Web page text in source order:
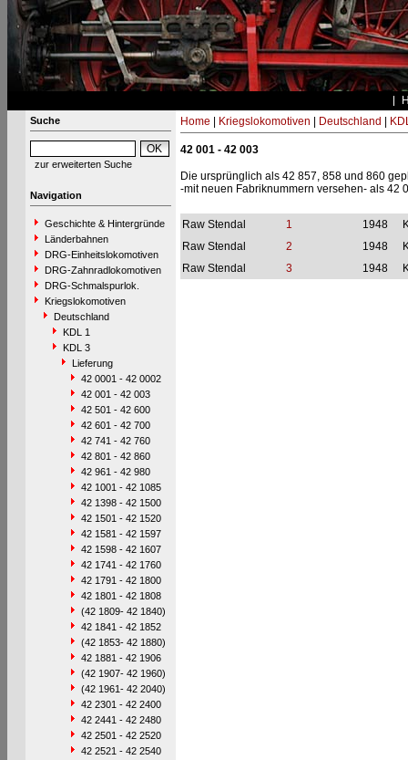
Suche
zur erweiterten Suche
Navigation
Geschichte & Hintergründe
Länderbahnen
DRG-Einheitslokomotiven
DRG-Zahnradlokomotiven
DRG-Schmalspurlok.
Kriegslokomotiven
Deutschland
KDL 1
KDL 3
Lieferung
42 0001 - 42 0002
42 001 - 42 003
42 501 - 42 600
42 601 - 42 700
42 741 - 42 760
42 801 - 42 860
42 961 - 42 980
42 1001 - 42 1085
42 1398 - 42 1500
42 1501 - 42 1520
42 1581 - 42 1597
42 1598 - 42 1607
42 1741 - 42 1760
42 1791 - 42 1800
42 1801 - 42 1808
(42 1809- 42 1840)
42 1841 - 42 1852
(42 1853- 42 1880)
42 1881 - 42 1906
(42 1907- 42 1960)
(42 1961- 42 2040)
42 2301 - 42 2400
42 2441 - 42 2480
42 2501 - 42 2520
42 2521 - 42 2540
Home Kriegslokomotiven Deutschland
42 001 - 42 003
Die ursprünglich als 42 857, 858 und 860
-mit neuen Fabriknummern versehen- als 42
Raw Stendal 1 1948
Raw Stendal
2 1948
Raw Stendal
3 1948